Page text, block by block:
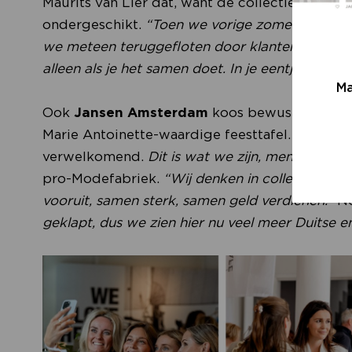
ondergeschikt. “Toen we vorige zomer een
we meteen teruggefloten door klanten. Nu
alleen als je het samen doet. In je eentje kun je
Ook Jansen Amsterdam koos bewust voor
Marie Antoinette-waardige feesttafel.
verwelkomend. Dit is wat we zijn, mensen
pro-Modefabriek. “Wij denken in collegialiteit
vooruit, samen sterk, samen geld verdienen.”
geklapt, dus we zien hier nu veel meer Duitse